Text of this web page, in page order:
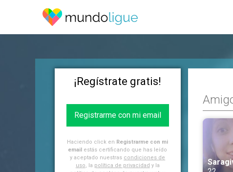
¡Regístrate gratis!
Registrarme con mi email
Haciendo click en Registrarme con mi
email estás certificando que has leído
y aceptado nuestras condiciones de
uso, la política de privacidad y la